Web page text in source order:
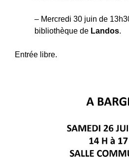
– Mercredi 30 juin de
bibliothèque de Landos.
Entrée libre.